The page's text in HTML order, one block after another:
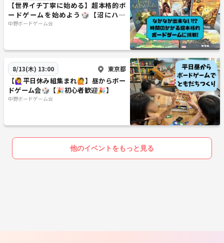
【世界イチ丁寧に始める】超本格的ボ
ードゲームを始めよう🎲【沼にハマ
れ！】
中野ボードゲーム会
8/13(木) 13:00 東京都
【🙋‍♀️平日休み組集まれ🙋】昼からボー
ドゲーム会🎲【🎉初心者歓迎🎉】
中野ボードゲーム会
他のイベントをもっと見る